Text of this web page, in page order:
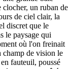
un ruban de
de ciel clair, la
discret que le
le paysage qui
où l'on freinait
champ de vision le
fauteuil, poussé